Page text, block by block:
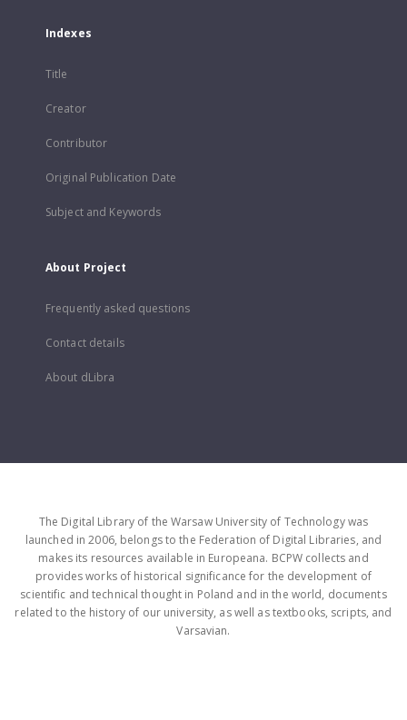
Indexes
Title
Creator
Contributor
Original Publication Date
Subject and Keywords
About Project
Frequently asked questions
Contact details
About dLibra
The Digital Library of the Warsaw University of Technology was
launched in 2006, belongs to the Federation of Digital Libraries, and
makes its resources available in Europeana. BCPW collects and
provides works of historical significance for the development of
scientific and technical thought in Poland and in the world, documents
related to the history of our university, as well as textbooks, scripts, and
Varsavian.